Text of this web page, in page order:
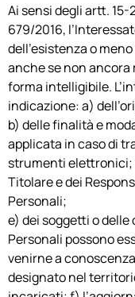
Ai sensi degli artt. 15-
679/2016,
dell’esistenza o
anche se non
forma intelligibile.
indicazione: a)
b) delle finalità e
applicata in caso di
strumenti elettronici;
Titolare e dei
Personali;
e) dei soggetti o
Personali possono
venirne a
designato nel